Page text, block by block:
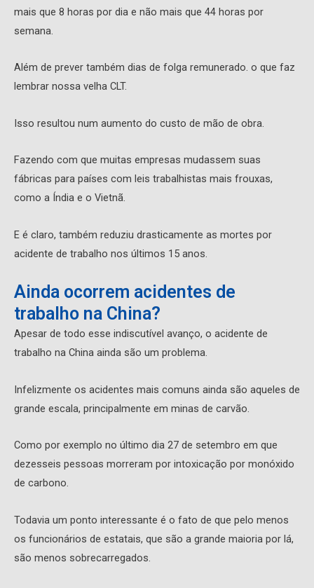
mais que 8 horas por dia e não mais que 44 horas por
semana.
Além de prever também dias de folga remunerado. o que faz
lembrar nossa velha CLT.
Isso resultou num aumento do custo de mão de obra.
Fazendo com que muitas empresas mudassem suas
fábricas para países com leis trabalhistas mais frouxas,
como a Índia e o Vietnã.
E é claro, também reduziu drasticamente as mortes por
acidente de trabalho nos últimos 15 anos.
Ainda ocorrem acidentes de
trabalho na China?
Apesar de todo esse indiscutível avanço, o acidente de
trabalho na China ainda são um problema.
Infelizmente os acidentes mais comuns ainda são aqueles de
grande escala, principalmente em minas de carvão.
Como por exemplo no último dia 27 de setembro em que
dezesseis pessoas morreram por intoxicação por monóxido
de carbono.
Todavia um ponto interessante é o fato de que pelo menos
os funcionários de estatais, que são a grande maioria por lá,
são menos sobrecarregados.